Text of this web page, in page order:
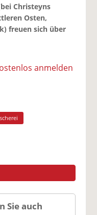
Christeyns
Osten,
freuen sich über
anmelden
Sie auch